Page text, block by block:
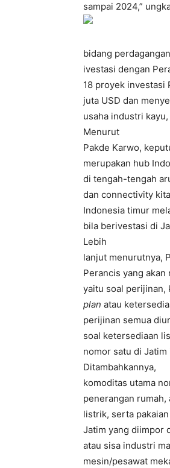
sampai 2024,”
bidang
ivestasi dengan
18 proyek investasi
juta USD dan
usaha industri
Menurut
Pakde Karwo,
merupakan hub
di tengah-tengah
dan connectivity
Indonesia timur
bila berivestasi di
Lebih
lanjut menurutnya,
Perancis yang
yaitu soal perijinan,
plan atau
perijinan semua
soal ketersediaan
nomor satu di Jatim
Ditambahkannya,
komoditas utama
penerangan rumah,
listrik, serta
Jatim yang diimpor
atau sisa industri
mesin/pesawat